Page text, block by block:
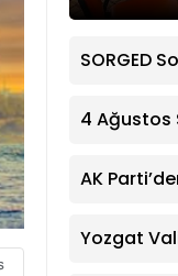
SORGED
4 Ağustos
Eczane
AK
Dernek
Yozgat